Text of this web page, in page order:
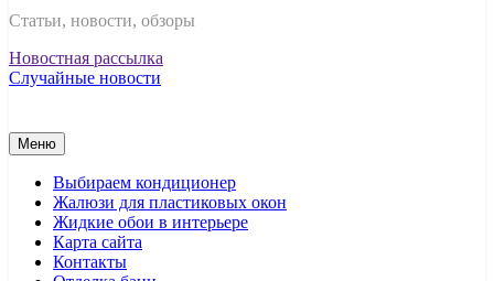
Статьи, новости, обзоры
Новостная рассылка
Случайные новости
Меню
Выбираем кондиционер
Жалюзи для пластиковых окон
Жидкие обои в интерьере
Карта сайта
Контакты